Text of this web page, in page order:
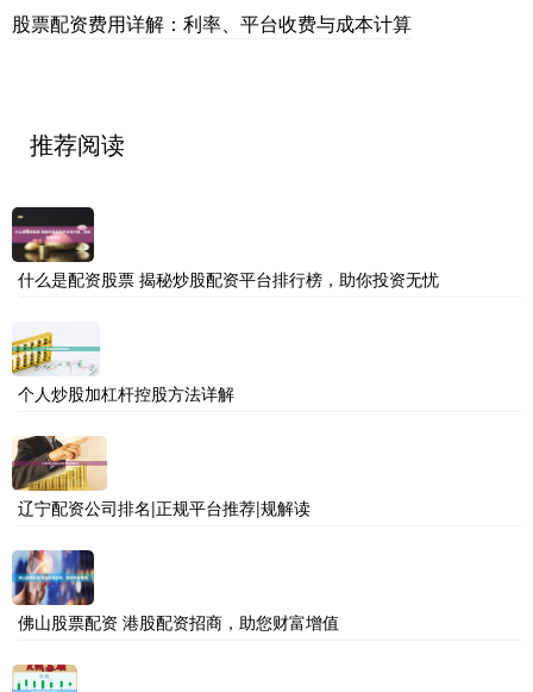
股票配资费用详解：利率、平台收费与成本计算
推荐阅读
什么是配资股票 揭秘炒股配资平台排行榜，助你投资无忧
个人炒股加杠杆控股方法详解
辽宁配资公司排名|正规平台推荐|规解读
佛山股票配资 港股配资招商，助您财富增值